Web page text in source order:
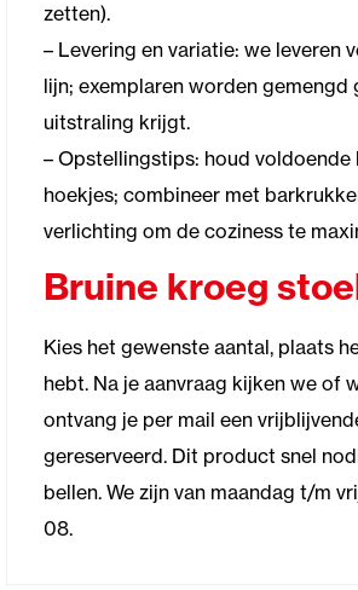
zetten).
– Levering en variatie: we leveren
lijn; exemplaren worden
uitstraling krijgt.
– Opstellingstips: houd
hoekjes; combineer met
verlichting om de coziness te
Bruine kroeg
Kies het gewenste aantal, plaats
hebt. Na je aanvraag kijken we of
ontvang je per mail een
gereserveerd. Dit product snel
bellen. We zijn van maandag t/m
08.